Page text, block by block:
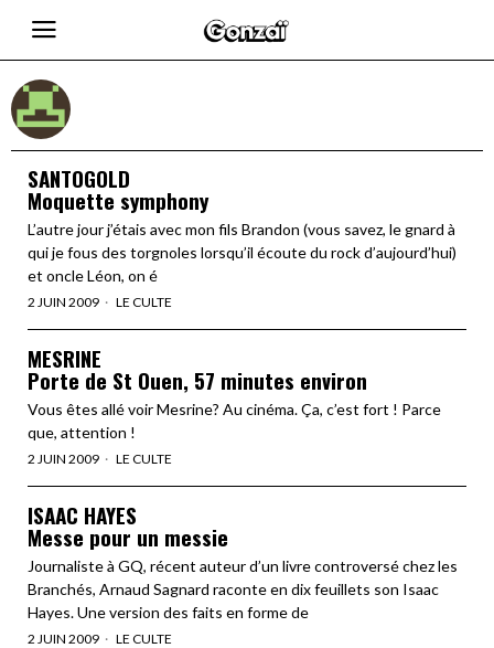
SANTOGOLD
Moquette symphony
L’autre jour j’étais avec mon fils Brandon (vous savez, le gnard à
qui je fous des torgnoles lorsqu’il écoute du rock d’aujourd’hui)
et oncle Léon, on é
2 JUIN 2009 LE CULTE
MESRINE
Porte de St Ouen, 57 minutes environ
Vous êtes allé voir Mesrine? Au cinéma. Ça, c’est fort ! Parce
que, attention !
2 JUIN 2009 LE CULTE
ISAAC HAYES
Messe pour un messie
Journaliste à GQ, récent auteur d’un livre controversé chez les
Branchés, Arnaud Sagnard raconte en dix feuillets son Isaac
Hayes. Une version des faits en forme de
2 JUIN 2009 LE CULTE